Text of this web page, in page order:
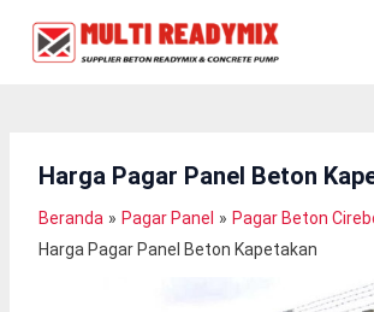
Harga Pagar Panel Beton
Beranda Pagar Panel
Pagar Beton
Harga Pagar Panel Beton Kapetakan